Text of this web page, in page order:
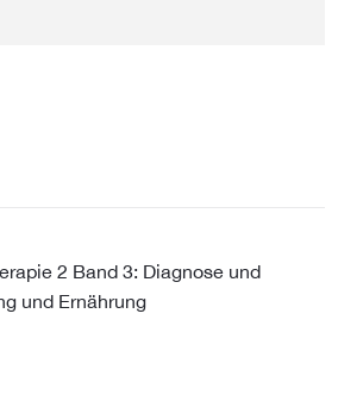
2 Band 3: Diagnose und
und Ernährung